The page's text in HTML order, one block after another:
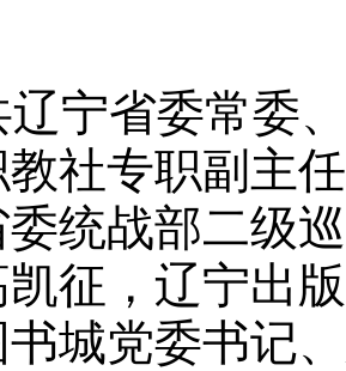
辽宁省委常委
社专职副主
统战部二级
凯征，辽宁出
书城党委书记